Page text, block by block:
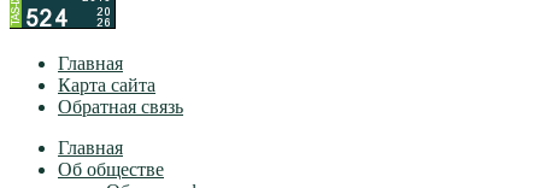
Главная
Карта сайта
Обратная связь
Главная
Об обществе